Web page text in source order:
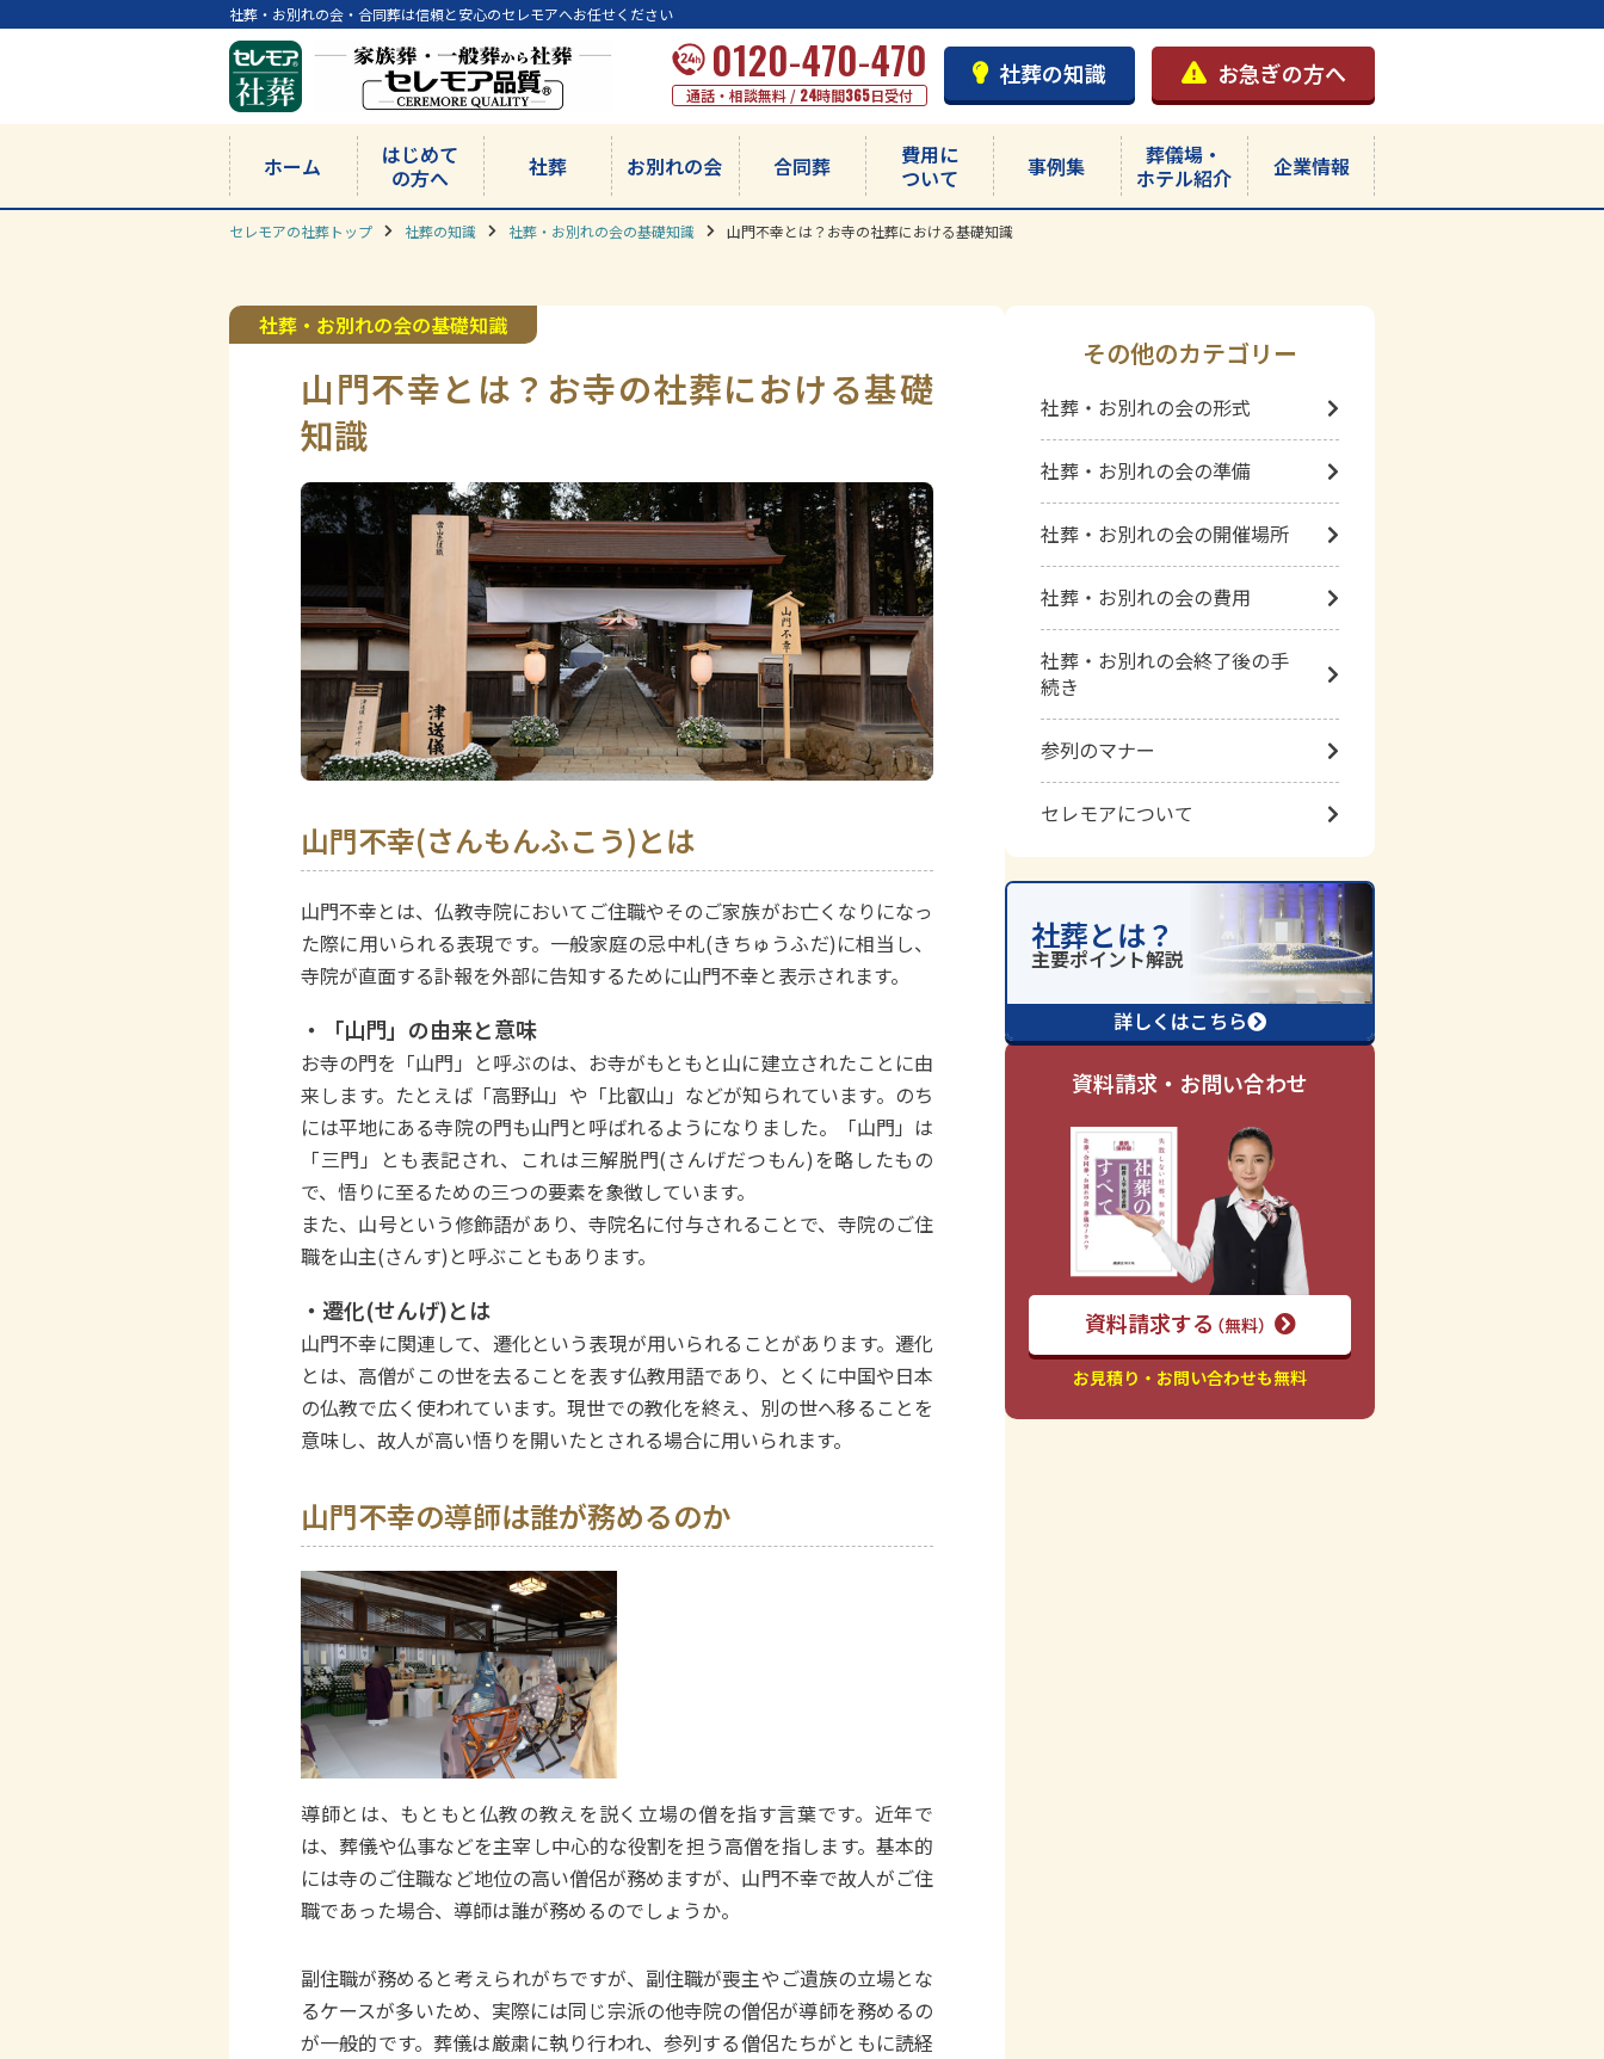
社葬・お別れの会・合同葬は信頼と安心のセレモアへお任せください
0120-470-470
通話・相談無料 / 24時間365日受付
社葬の知識 お急ぎの方へ
ホーム
はじめて
の方へ
社葬 お別れの会 合同葬
費用に
ついて
事例集
葬儀場・
ホテル紹介
企業情報
セレモアの社葬トップ 社葬の知識 社葬・お別れの会の基礎知識 山門不幸とは？お寺の社葬における基礎知識
社葬・お別れの会の基礎知識
山門不幸とは？お寺の社葬における基礎
知識
山門不幸(さんもんふこう)とは
山門不幸とは、仏教寺院においてご住職やそのご家族がお亡くなりになっ
た際に用いられる表現です。一般家庭の忌中札(きちゅうふだ)に相当し、
寺院が直面する訃報を外部に告知するために山門不幸と表示されます。
・「山門」の由来と意味
お寺の門を「山門」と呼ぶのは、お寺がもともと山に建立されたことに由
来します。たとえば「高野山」や「比叡山」などが知られています。のち
には平地にある寺院の門も山門と呼ばれるようになりました。「山門」は
「三門」とも表記され、これは三解脱門(さんげだつもん)を略したもの
で、悟りに至るための三つの要素を象徴しています。
また、山号という修飾語があり、寺院名に付与されることで、寺院のご住
職を山主(さんす)と呼ぶこともあります。
・遷化(せんげ)とは
山門不幸に関連して、遷化という表現が用いられることがあります。遷化
とは、高僧がこの世を去ることを表す仏教用語であり、とくに中国や日本
の仏教で広く使われています。現世での教化を終え、別の世へ移ることを
意味し、故人が高い悟りを開いたとされる場合に用いられます。
山門不幸の導師は誰が務めるのか
導師とは、もともと仏教の教えを説く立場の僧を指す言葉です。近年で
は、葬儀や仏事などを主宰し中心的な役割を担う高僧を指します。基本的
には寺のご住職など地位の高い僧侶が務めますが、山門不幸で故人がご住
職であった場合、導師は誰が務めるのでしょうか。
副住職が務めると考えられがちですが、副住職が喪主やご遺族の立場とな
るケースが多いため、実際には同じ宗派の他寺院の僧侶が導師を務めるの
が一般的です。葬儀は厳粛に執り行われ、参列する僧侶たちがともに読経
その他のカテゴリー
社葬・お別れの会の形式
社葬・お別れの会の準備
社葬・お別れの会の開催場所
社葬・お別れの会の費用
社葬・お別れの会終了後の手
続き
参列のマナー
セレモアについて
社葬とは？
詳しくはこちら
資料請求・お問い合わせ
資料請求する（無料）
お見積り・お問い合わせも無料